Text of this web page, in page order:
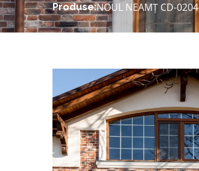
Produse:NOUL NEAMȚ CD-0204